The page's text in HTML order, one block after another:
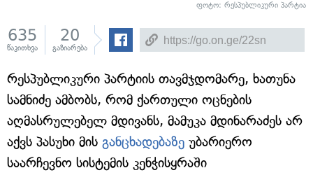
ფოტო: რესპუბლიკური პარტია
635
წაკითხვა
20
გაზიარება
რესპუბლიკური პარტიის თავმჯდომარე, ხათუნა
სამნიძე ამბობს, რომ ქართული ოცნების
აღმასრულებელ მდივანს, მამუკა მდინარაძეს არ
აქვს პასუხი მის განცხადებაზე უბარიერო
საარჩევნო სისტემის კენჭისყრაში